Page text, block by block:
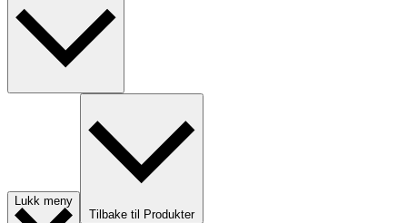
Lukk meny
Tilbake til Produkter